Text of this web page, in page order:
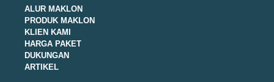
ALUR MAKLON
PRODUK MAKLON
KLIEN KAMI
HARGA PAKET
DUKUNGAN
ARTIKEL